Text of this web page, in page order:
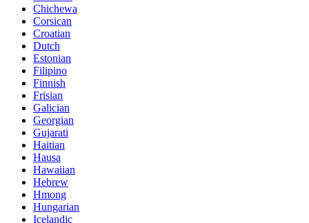
Chichewa
Corsican
Croatian
Dutch
Estonian
Filipino
Finnish
Frisian
Galician
Georgian
Gujarati
Haitian
Hausa
Hawaiian
Hebrew
Hmong
Hungarian
Icelandic